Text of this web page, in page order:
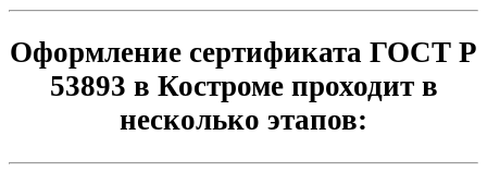
Оформление сертификата ГОСТ Р
53893 в Костроме проходит в
несколько этапов: